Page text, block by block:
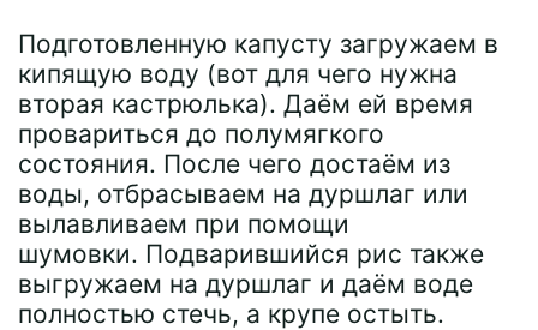
Подготовленную капусту загружаем в
кипящую воду (вот для чего нужна
вторая кастрюлька). Даём ей время
провариться до полумягкого
состояния. После чего достаём из
воды, отбрасываем на дуршлаг или
вылавливаем при помощи
шумовки. Подварившийся рис также
выгружаем на дуршлаг и даём воде
полностью стечь, а крупе остыть.